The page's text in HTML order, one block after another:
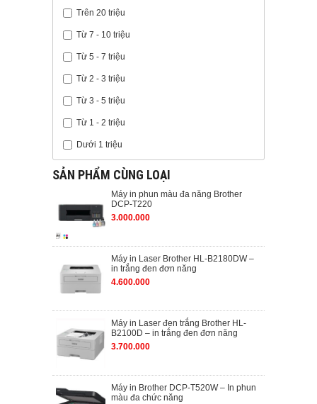
Trên 20 triệu
Từ 7 - 10 triệu
Từ 5 - 7 triệu
Từ 2 - 3 triệu
Từ 3 - 5 triệu
Từ 1 - 2 triệu
Dưới 1 triệu
SẢN PHẨM CÙNG LOẠI
Máy in phun màu đa năng Brother
DCP-T220
3.000.000
Máy in Laser Brother HL-B2180DW –
in trắng đen đơn năng
4.600.000
Máy in Laser đen trắng Brother HL-
B2100D – in trắng đen đơn năng
3.700.000
Máy in Brother DCP-T520W – In phun
màu đa chức năng